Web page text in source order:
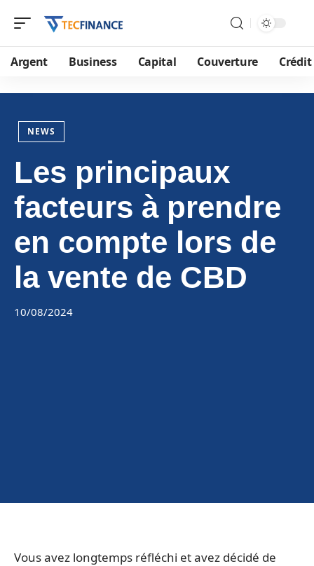
Argent Business Capital Couverture Crédit
NEWS
Les principaux
facteurs à prendre
en compte lors de
la vente de CBD
10/08/2024
Vous avez longtemps réfléchi et avez décidé de